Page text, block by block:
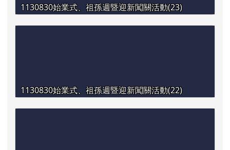
1130830始業式、祖孫週暨迎新闖關活動(23)
1130830始業式、祖孫週暨迎新闖關活動(22)